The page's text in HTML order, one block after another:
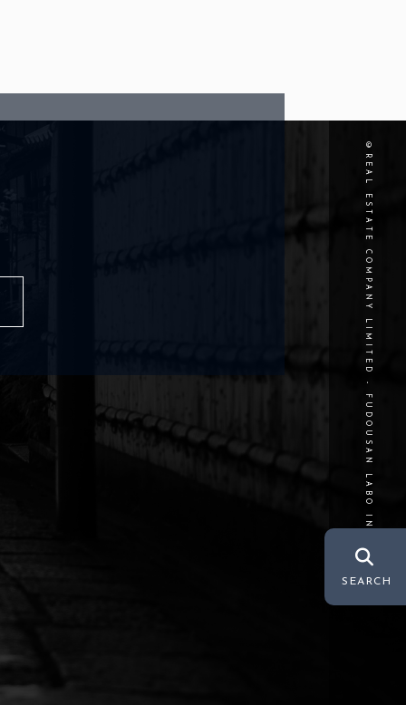
SEARCH
©REAL ESTATE COMPANY LIMITED - FUDOUSAN LABO INC.